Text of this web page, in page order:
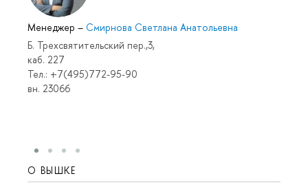
Менеджер – Смирнова Светлана Анатольевна
Б. Трехсвятительский пер.,3,
каб. 227
Тел.: +7(495)772-95-90
вн. 23066
О ВЫШКЕ